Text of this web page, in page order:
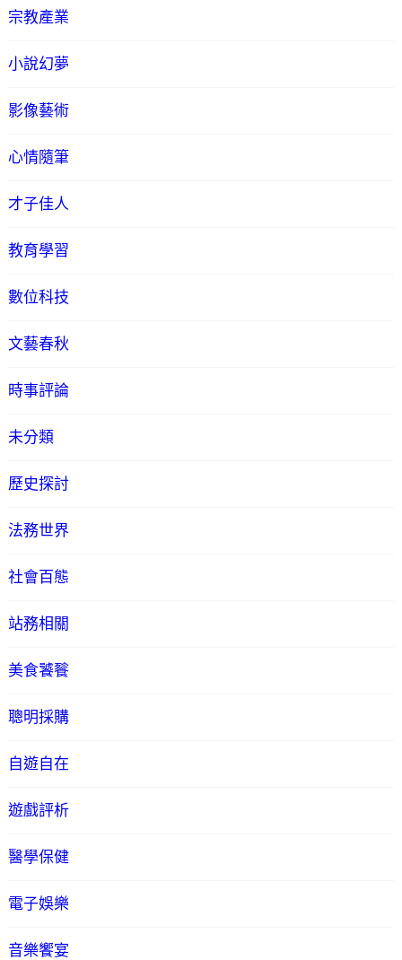
宗教產業
小說幻夢
影像藝術
心情隨筆
才子佳人
教育學習
數位科技
文藝春秋
時事評論
未分類
歷史探討
法務世界
社會百態
站務相關
美食饕餮
聰明採購
自遊自在
遊戲評析
醫學保健
電子娛樂
音樂饗宴